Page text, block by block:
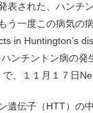
表された、ハンチ
う一度この病気の
in Huntington’s
ンチントン病の発
、１１月１７日
遺伝子（HTT）の